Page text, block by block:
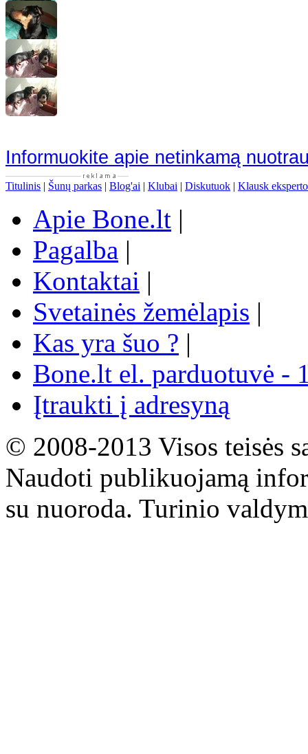
Informuokite apie netinkamą
Titulinis | Šunų parkas | Blog'ai | Klubai | Diskutuok | Klausk eksperto
Apie Bone.lt |
Pagalba |
Kontaktai |
Svetainės žemėlapis |
Kas yra šuo ? |
Bone.lt el. parduotuvė -
Įtraukti į adresyną
© 2008-2013 Visos teisės
Naudoti publikuojamą
su nuoroda. Turinio